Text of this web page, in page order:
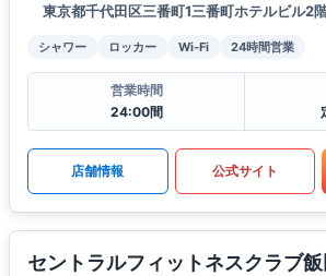
東京都千代田区三番町1三番町ホテルビル2
シャワー ロッカー Wi-Fi 24時間営業
営業時間
24:00間
店舗情報 公式サイト
セントラルフィットネスクラブ